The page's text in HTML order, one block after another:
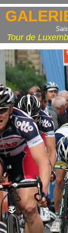
Tour de